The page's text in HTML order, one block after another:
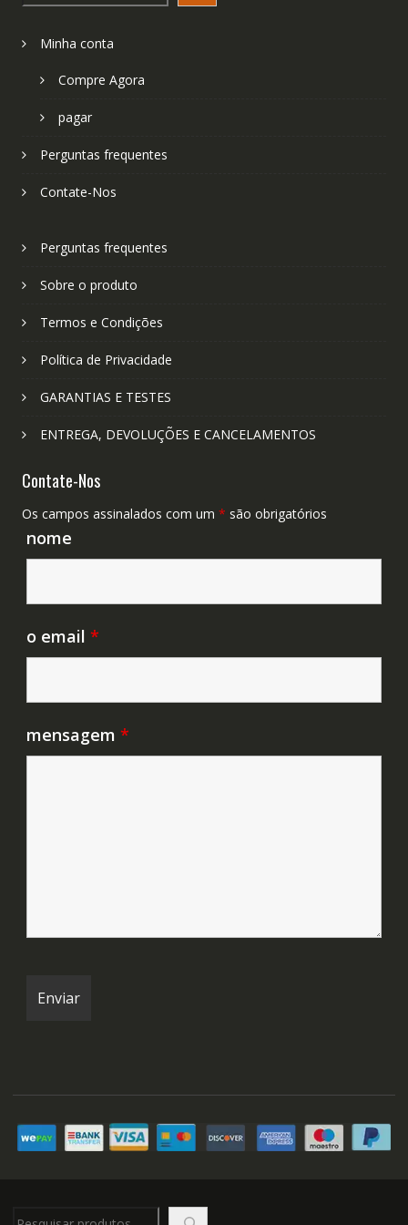
Minha conta
Compre Agora
pagar
Perguntas frequentes
Contate-Nos
Perguntas frequentes
Sobre o produto
Termos e Condições
Política de Privacidade
GARANTIAS E TESTES
ENTREGA, DEVOLUÇÕES E CANCELAMENTOS
Contate-Nos
Os campos assinalados com um * são obrigatórios
nome
o email *
mensagem *